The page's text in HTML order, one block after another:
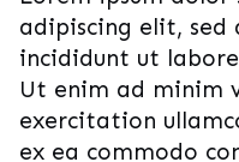
adipiscing elit, sed
incididunt ut
Ut enim ad minim
exercitation
ex ea commodo